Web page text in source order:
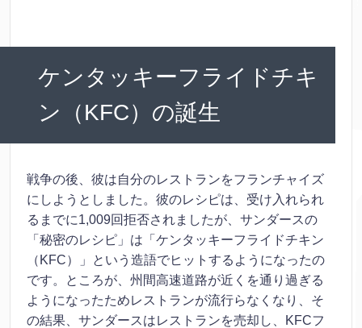
ケンタッキーフライドチキ
ン（KFC）の誕生
戦争の後、彼は自分のレストランをフランチャイズ
にしようとしました。彼のレシピは、受け入れられ
るまでに1,009回拒否されましたが、サンダースの
「秘密のレシピ」は「ケンタッキーフライドチキン
（KFC）」という造語でヒットするようになったの
です。ところが、州間高速道路が近くを通り過ぎる
ようになったためレストランが流行らなくなり、そ
の結果、サンダースはレストランを売却し、KFCフ